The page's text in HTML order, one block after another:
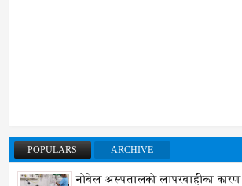
POPULARS ARCHIVE
नोबेल अस्पतालको लापरबाहीका कारण